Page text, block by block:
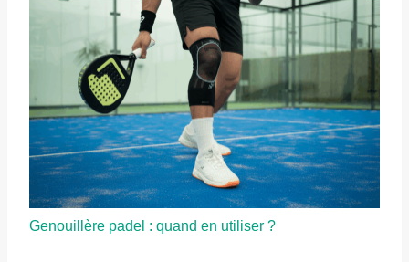
Genouillère padel : quand en utiliser ?